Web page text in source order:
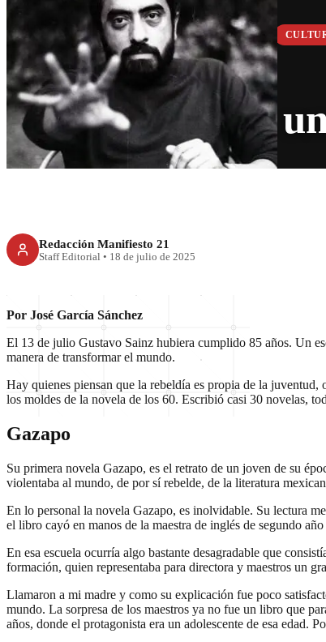
Gustavo Sainz,
Redacción Manifiesto 21
Staff Editorial • 18 de julio de 2025
Por José García Sánchez
El 13 de julio Gustavo Sainz hubiera cumplido 85 años. Un
manera de transformar el mundo.
Hay quienes piensan que la rebeldía es propia de la
los moldes de la novela de los 60. Escribió casi 30 novelas,
Gazapo
Su primera novela Gazapo, es el retrato de un joven de su
violentaba al mundo, de por sí rebelde, de la literatura
En lo personal la novela Gazapo, es inolvidable. Su lectura
el libro cayó en manos de la maestra de inglés de segundo
En esa escuela ocurría algo bastante desagradable que
formación, quien representaba para directora y maestros un
Llamaron a mi madre y como su explicación fue poco
mundo. La sorpresa de los maestros ya no fue un libro que
años, donde el protagonista era un adolescente de esa edad.